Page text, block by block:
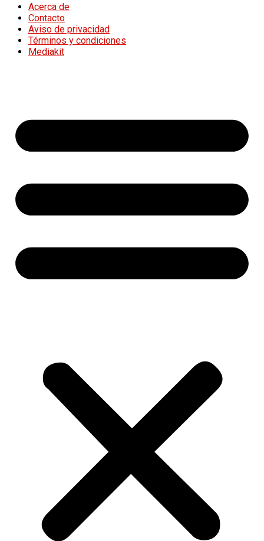
Acerca de
Contacto
Aviso de privacidad
Términos y condiciones
Mediakit